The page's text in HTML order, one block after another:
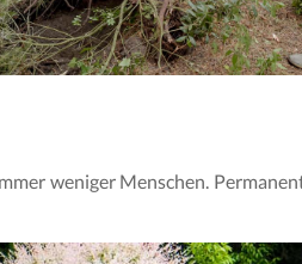
weniger Menschen.